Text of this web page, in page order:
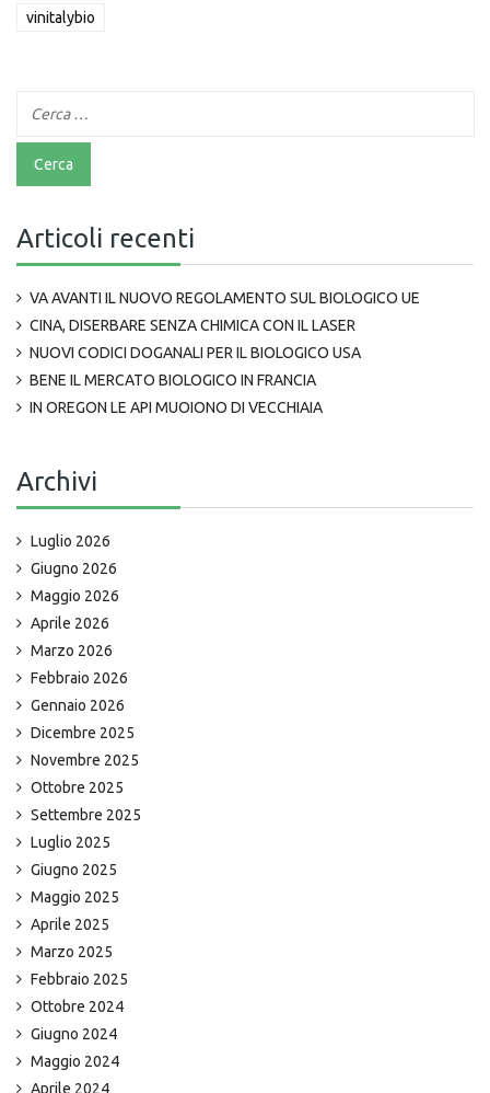
vinitalybio
Articoli recenti
VA AVANTI IL NUOVO REGOLAMENTO SUL BIOLOGICO UE
CINA, DISERBARE SENZA CHIMICA CON IL LASER
NUOVI CODICI DOGANALI PER IL BIOLOGICO USA
BENE IL MERCATO BIOLOGICO IN FRANCIA
IN OREGON LE API MUOIONO DI VECCHIAIA
Archivi
Luglio 2026
Giugno 2026
Maggio 2026
Aprile 2026
Marzo 2026
Febbraio 2026
Gennaio 2026
Dicembre 2025
Novembre 2025
Ottobre 2025
Settembre 2025
Luglio 2025
Giugno 2025
Maggio 2025
Aprile 2025
Marzo 2025
Febbraio 2025
Ottobre 2024
Giugno 2024
Maggio 2024
Aprile 2024